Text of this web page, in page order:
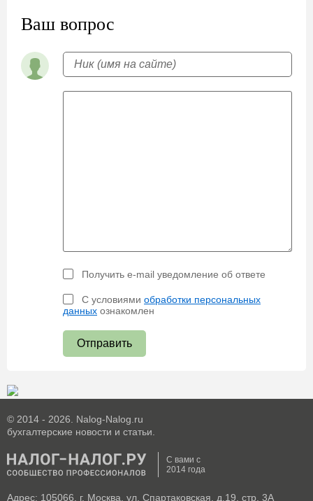
Ваш вопрос
Получить e-mail уведомление об ответе
С условиями обработки персональных
данных ознакомлен
Отправить
© 2014 - 2026. Nalog-Nalog.ru
бухгалтерские новости и статьи.
С вами с
2014 года
Адрес: 105066, г. Москва, ул. Спартаковская, д.19, стр. 3А